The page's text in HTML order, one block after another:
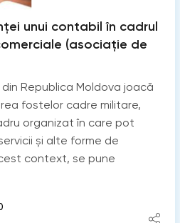
unui contabil în cadrul
(asociație de
Republica Moldova joacă
fostelor cadre militare,
organizat în care pot
și alte forme de
context, se pune